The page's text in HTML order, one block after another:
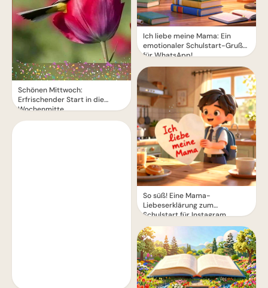
Schönen Mittwoch:
Erfrischender Start in die
Wochenmitte
Ich liebe meine Mama: Ein
emotionaler Schulstart-Gruß
für WhatsApp!
So süß! Eine Mama-
Liebeserklärung zum
Schulstart für Instagram